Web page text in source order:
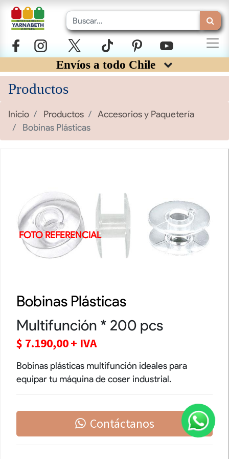
Envíos a todo Chile
Productos
Inicio Productos
Accesorios y Paquetería
Bobinas Plásticas
FOTO REFERENCIAL
Bobinas Plásticas
Multifunción * 200 pcs
$ 7.190,00+ IVA
Bobinas plásticas multifunción ideales para
equipar tu máquina de coser industrial.
Contáctanos